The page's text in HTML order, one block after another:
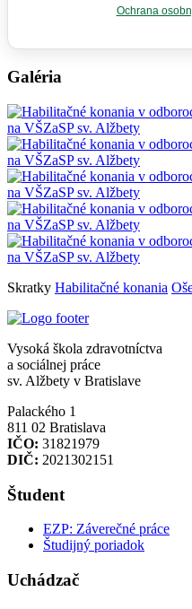
Ochrana
Galéria
Skratky Habilitačné konania
Vysoká škola zdravotníctva
a sociálnej práce
sv. Alžbety v Bratislave
Palackého 1
811 02 Bratislava
IČO: 31821979
DIČ: 2021302151
Študent
EZP: Záverečné práce
Študijný poriadok
Uchádzač